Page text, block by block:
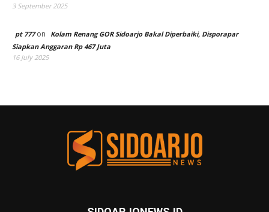
3 September 2025
pt 777on
Kolam Renang GOR Sidoarjo Bakal Diperbaiki, Disporapar
Siapkan Anggaran Rp 467 Juta
16 July 2025